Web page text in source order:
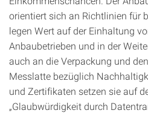
orientiert sich an Richtlinien für
legen Wert auf der Einhaltung
Anbaubetrieben und in der
auch an die Verpackung und
Messlatte bezüglich
und Zertifikaten setzen sie auf
„Glaubwürdigkeit durch